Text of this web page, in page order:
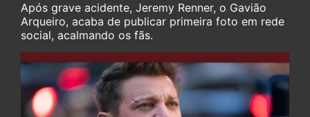
Após grave acidente, Jeremy Renner, o Gavião
Arqueiro, acaba de publicar primeira foto em rede
social, acalmando os fãs.